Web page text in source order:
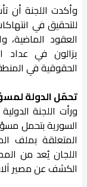
وأكدت اللجنة أن
للتحقيق في
يزالون في عداد
الحقوقية في
تحمّل الدولة
ورأت اللجنة
السورية بتحمل
المتعلقة بملف
اللجان يُعد من
الكشف عن مصير